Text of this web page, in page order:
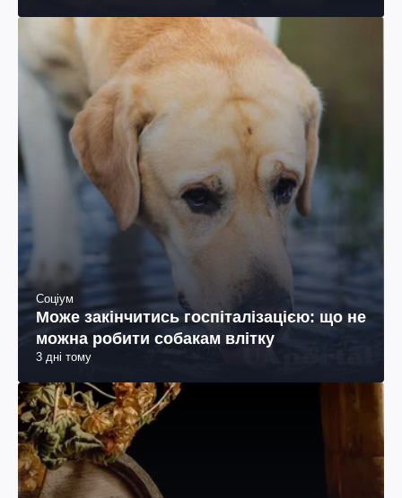
Соціум
Може закінчитись госпіталізацією: що не
можна робити собакам влітку
3 дні тому